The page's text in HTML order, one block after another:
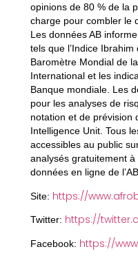
opinions de 80 % de la
charge pour combler le
Les données AB
tels que l’Indice
Baromètre Mondial de
International et les
Banque mondiale. Les
pour les analyses de
notation et de prévision
Intelligence Unit. Tous
accessibles au public
analysés gratuitement à
données en ligne de
Site: https://
Twitter: https://
Facebook: https://